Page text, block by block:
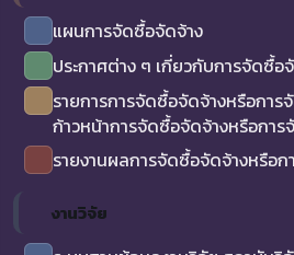
แผนการจัดซื้อจัดจ้าง
ประกาศต่าง ๆ เกี่ยวกับการจัดซื้
รายการการจัดซื้อจัดจ้างหรือกา
ก้าวหน้าการจัดซื้อจัดจ้างหรือกา
รายงานผลการจัดซื้อจัดจ้างหรือ
งานวิจัย